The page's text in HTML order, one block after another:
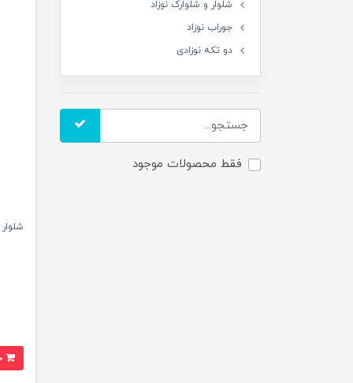
شلوار و شلوارک نوزاد
جوراب نوزاد
دو تکه نوزادی
فقط محصولات موجود